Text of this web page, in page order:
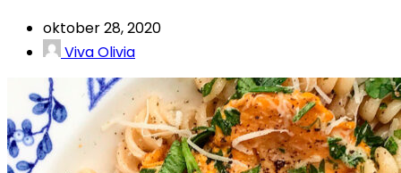
oktober 28, 2020
Viva Olivia